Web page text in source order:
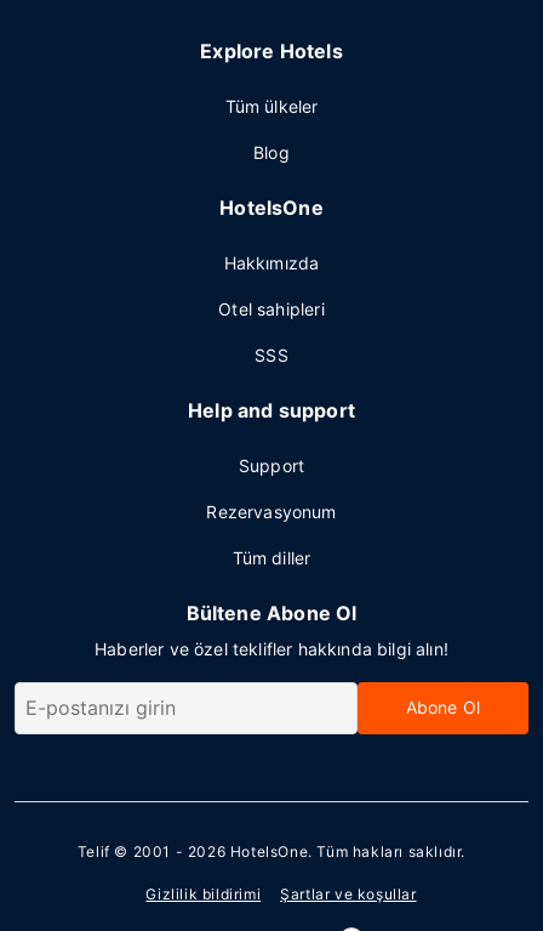
Explore Hotels
Tüm ülkeler
Blog
HotelsOne
Hakkımızda
Otel sahipleri
SSS
Help and support
Support
Rezervasyonum
Tüm diller
Bültene Abone Ol
Haberler ve özel teklifler hakkında bilgi alın!
Abone Ol
Telif © 2001 - 2026 HotelsOne. Tüm hakları saklıdır.
Gizlilik bildirimi Şartlar ve koşullar